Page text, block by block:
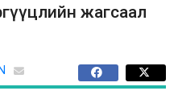
жагсаал